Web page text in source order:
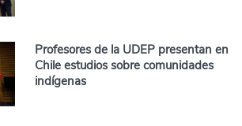
Profesores de la UDEP presentan en
Chile estudios sobre comunidades
indígenas